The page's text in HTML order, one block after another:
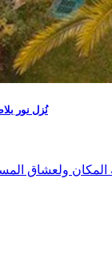
نُزل نور